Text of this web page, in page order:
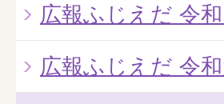
広報ふじえだ 令
広報ふじえだ 令